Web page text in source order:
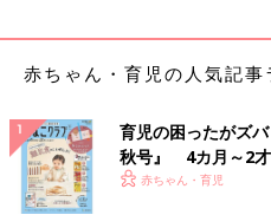
・動脈菅開存症（どうみゃくか
・
肺動脈弁狭窄症（はいどうみ
・
不整脈（ふせいみゃく）
赤ちゃんがかかりやすい病気・
▼赤ちゃん・子どもの病気とホ
赤ちゃん・育児の人気記事
育児の困ったがズ
秋号』 4カ月～2才
いっぱい！
赤ちゃん・育児